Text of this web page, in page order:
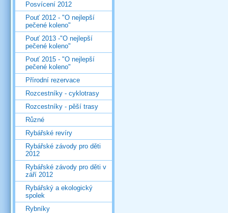
Posvícení 2012
Pouť 2012 - "O nejlepší
pečené koleno"
Pouť 2013 -"O nejlepší
pečené koleno"
Pouť 2015 - "O nejlepší
pečené koleno"
Přírodní rezervace
Rozcestníky - cyklotrasy
Rozcestníky - pěší trasy
Různé
Rybářské revíry
Rybářské závody pro děti
2012
Rybářské závody pro děti v
září 2012
Rybářský a ekologický
spolek
Rybníky